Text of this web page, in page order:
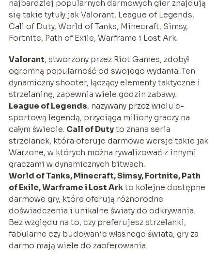
najbardziej popularnych darmowych gier znajdują
się takie tytuły jak Valorant, League of Legends,
Call of Duty, World of Tanks, Minecraft, Simsy,
Fortnite, Path of Exile, Warframe i Lost Ark.
Valorant, stworzony przez Riot Games, zdobył
ogromną popularność od swojego wydania. Ten
dynamiczny shooter, łączący elementy taktyczne i
strzelaninę, zapewnia wiele godzin zabawy.
League of Legends, nazywany przez wielu e-
sportową legendą, przyciąga miliony graczy na
całym świecie. Call of Dutyto znana seria
strzelanek, która oferuje darmowe wersje takie jak
Warzone, w których można rywalizować z innymi
graczami w dynamicznych bitwach.
World of Tanks, Minecraft, Simsy, Fortnite, Path
of Exile, Warframe i Lost Arkto kolejne dostępne
darmowe gry, które oferują różnorodne
doświadczenia i unikalne światy do odkrywania.
Bez względu na to, czy preferujesz strzelanki,
fabularne czy budowanie własnego świata, gry za
darmo mają wiele do zaoferowania.